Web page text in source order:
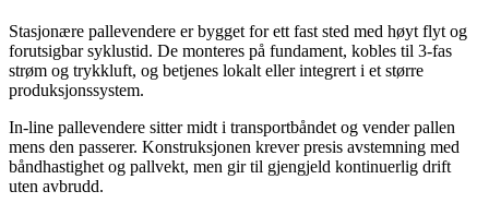
Stasjonære pallevendere er bygget for ett fast sted med høyt flyt og
forutsigbar syklustid. De monteres på fundament, kobles til 3-fas
strøm og trykkluft, og betjenes lokalt eller integrert i et større
produksjonssystem.
In-line pallevendere sitter midt i transportbåndet og vender pallen
mens den passerer. Konstruksjonen krever presis avstemning med
båndhastighet og pallvekt, men gir til gjengjeld kontinuerlig drift
uten avbrudd.